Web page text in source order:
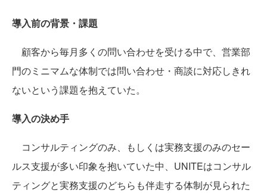
導入前の背景・課題
顧客から毎月多くの問い合わせを受ける中で、営業部
門のミニマムな体制では問い合わせ・商談に対応しきれ
ないという課題を抱えていた。
導入の決め手
コンサルティングのみ、もしくは実務支援のみのセー
ルス支援が多い印象を抱いていた中、UNITEはコンサル
ティングと実務支援のどちらも伴走する体制が見られた